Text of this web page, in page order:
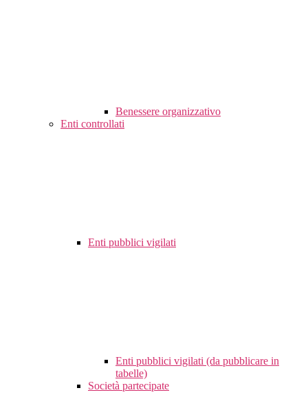
Benessere organizzativo
Enti controllati
Enti pubblici vigilati
Enti pubblici vigilati (da pubblicare in
tabelle)
Società partecipate